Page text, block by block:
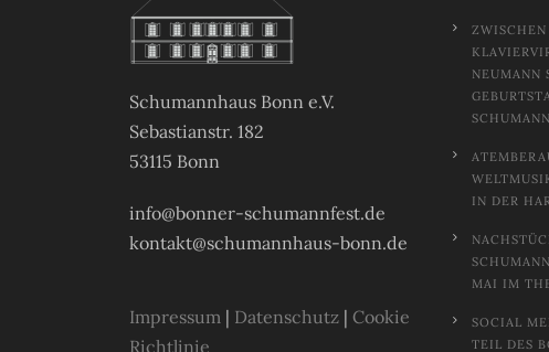
Schumannhaus Bonn e.V.
Sebastianstr. 182
53115 Bonn
info@bonner-schumannfest.de
kontakt@schumannhaus-bonn.de
Impressum | Datenschutz | Cookie
Richtlinie
NEUMANN
SCHUMANN
N DER
MAI IM
SOCIAL
TEIL DES